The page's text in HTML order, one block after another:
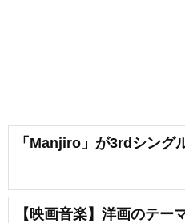
「Manjiro」が3rdシング
【映画音楽】洋画のテー